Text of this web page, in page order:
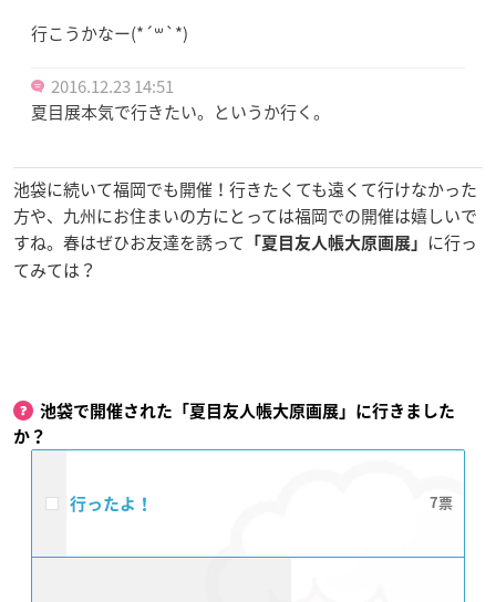
行こうかなー(*´꒳`*)
2016.12.23 14:51
夏目展本気で行きたい。というか行く。
池袋に続いて福岡でも開催！行きたくても遠くて行けなかった
方や、九州にお住まいの方にとっては福岡での開催は嬉しいで
すね。春はぜひお友達を誘って 「夏目友人帳大原画展」
に行っ
てみては？
池袋で開催された「夏目友人帳大原画展」に行きました
か？
行ったよ！ 7